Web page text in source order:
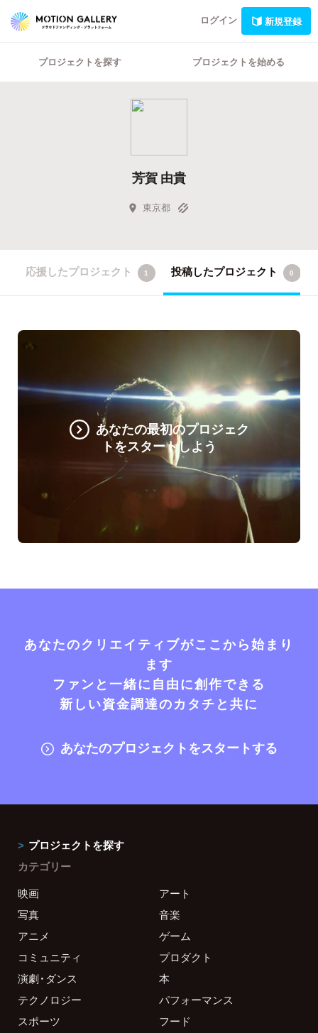
ログイン 新規登録
プロジェクトを探す プロジェクトを始める
芳賀 由貴
東京都
応援したプロジェクト 1 投稿したプロジェクト 0
あなたの最初のプロジェク
トをスタートしよう
あなたのクリエイティブがここから始まり
ます
ファンと一緒に自由に創作できる
新しい資金調達のカタチと共に
あなたのプロジェクトをスタートする
プロジェクトを探す
カテゴリー
映画
アート
写真
音楽
アニメ
ゲーム
コミュニティ
プロダクト
演劇・ダンス
本
テクノロジー
パフォーマンス
スポーツ
フード